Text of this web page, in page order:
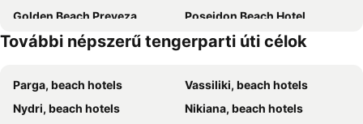
Golden Beach Preveza
Poseidon Beach Hotel
Iliana
Vrachos Beach
További népszerű tengerparti úti célok
Parga, beach hotels
Vassiliki, beach hotels
Nydri, beach hotels
Nikiana, beach hotels